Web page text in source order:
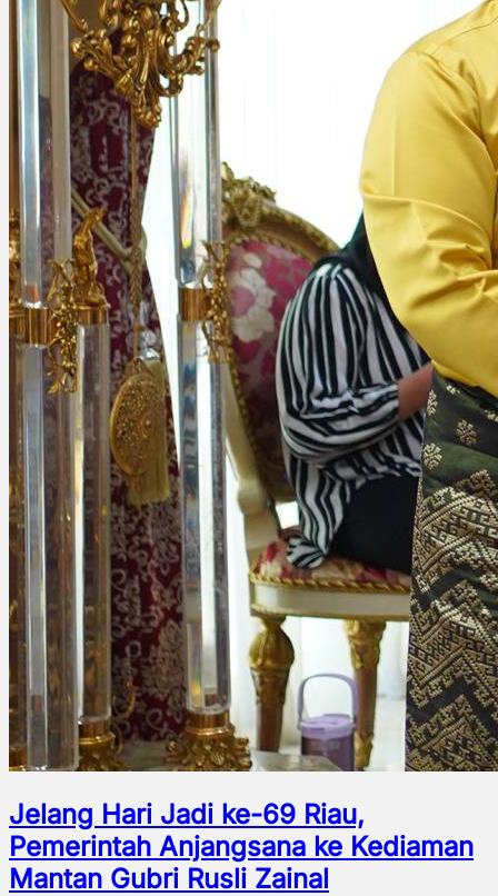
Jelang Hari Jadi ke-69 Riau,
Pemerintah Anjangsana ke Kediaman
Mantan Gubri Rusli Zainal